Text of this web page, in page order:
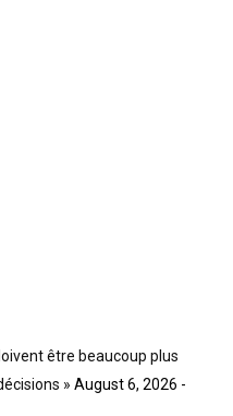
être beaucoup plus
» August 6, 2026 -